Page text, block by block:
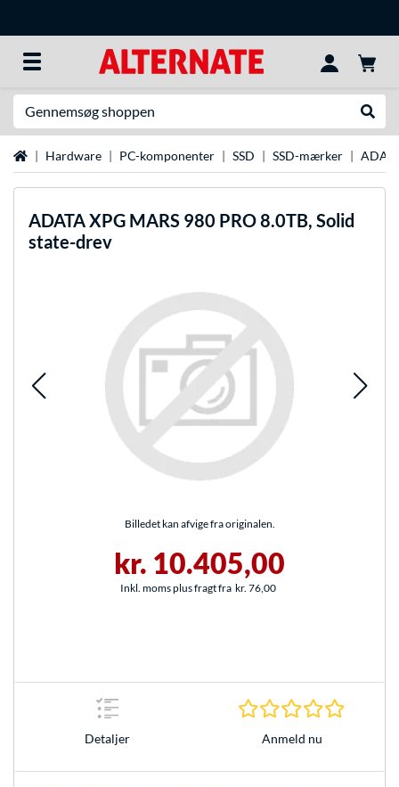
StartsideHardware PC-komponenter SSD SSD-mærker
ADATAXPG MARS 980 PRO 8.0TB, Solid
state-drev
Billedet kan afvige fra originalen.
kr. 10.405,00
Inkl. moms plus fragt fra kr. 76,00
Detaljer Anmeld nu